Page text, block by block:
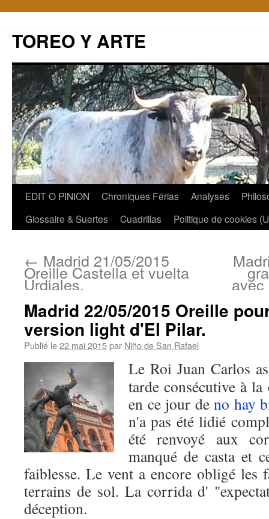
TOREO Y ARTE
Aller
EDIT O PINION Chroniques Férias Analyses
Glossaire & Suertes
Cuadrillas Politique de cookies
← Madrid 21/05/2015
Oreille Castella et vuelta
Urdiales.
Madrid 22/05/2015 Oreille
version light d'El Pilar.
Publié le22 mai 2015par Niño de San Rafael
Le Roi Juan Carlos
tarde consécutive à
en ce jour de no hay
n'a pas été lidié
été renvoyé aux
manqué de casta et
faiblesse. Le vent a encore obligé les
terrains de sol. La corrida d'
déception.